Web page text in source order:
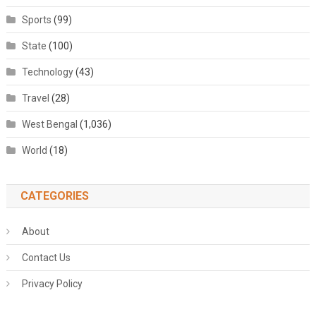
Sports (99)
State (100)
Technology(43)
Travel (28)
West Bengal (1,036)
World (18)
CATEGORIES
About
Contact Us
Privacy Policy